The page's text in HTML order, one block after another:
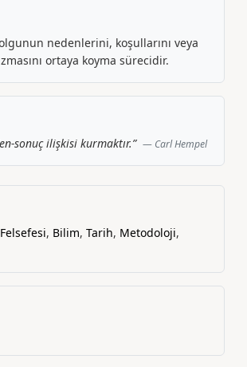
nedenlerini, koşullarını veya
ortaya koyma sürecidir.
sonuç ilişkisi kurmaktır.” Carl Hempel
, Bilim, Tarih, Metodoloji,